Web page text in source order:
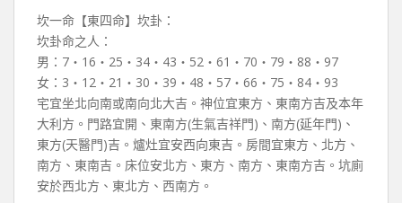
坎一命【東四命】坎卦：
坎卦命之人：
男：7‧16‧25‧34‧43‧52‧61‧70‧79‧88‧97
女：3‧12‧21‧30‧39‧48‧57‧66‧75‧84‧93
宅宜坐北向南或南向北大吉。神位宜東方、東南方吉及本年
大利方。門路宜開、東南方(生氣吉祥門)、南方(延年門)、
東方(天醫門)吉。爐灶宜安西向東吉。房間宜東方、北方、
南方、東南吉。床位安北方、東方、南方、東南方吉。坑廁
安於西北方、東北方、西南方。